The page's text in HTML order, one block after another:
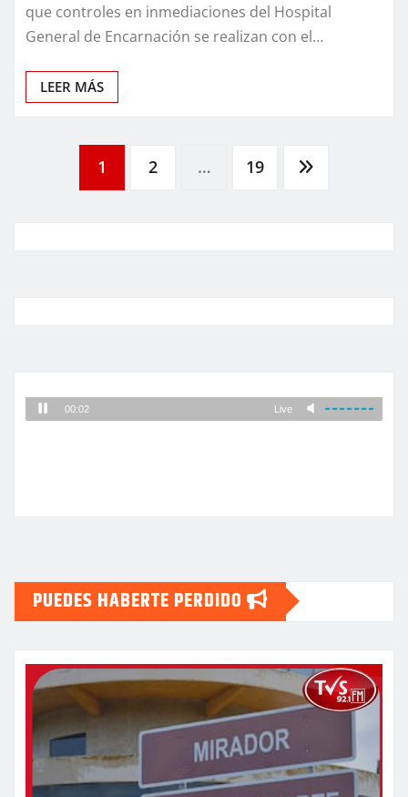
que controles en inmediaciones del Hospital
General de Encarnación se realizan con el…
LEER MÁS
Paginación
1 2 … 19
PUEDES HABERTE PERDIDO